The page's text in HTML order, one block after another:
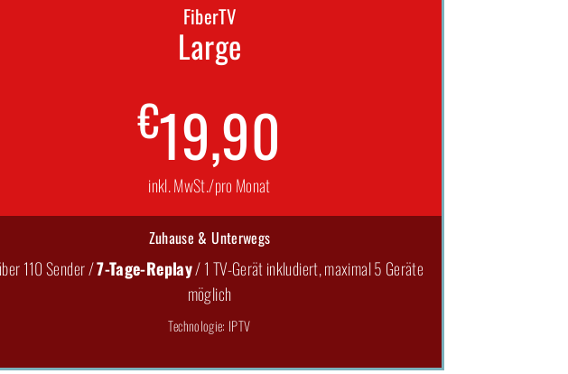
FiberTV
Large
€19,90
inkl. MwSt./pro Monat
Zuhause & Unterwegs
110 Sender /7-Tage-Replay/ 1 TV-Gerät inkludiert, maximal 5 Geräte
möglich
Technologie: IPTV